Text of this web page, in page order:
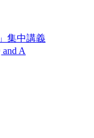
集中講義
A